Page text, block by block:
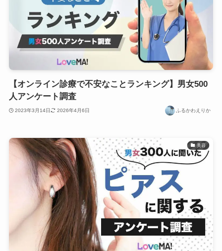
【オンライン診療で不安なことランキング】男女500
人アンケート調査
2023年3月14日 2026年4月6日 ふるかわえりか
美容